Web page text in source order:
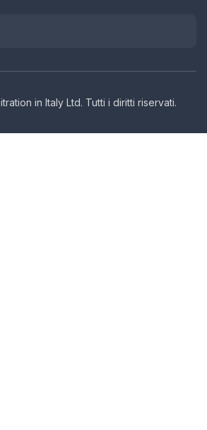
in Italy Ltd. Tutti i diritti riservati.